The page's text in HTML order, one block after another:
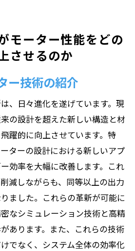
モーター性能をどの
させるのか
ー技術の紹介
、日々進化を遂げています。現
の設計を超えた新しい構造と材
躍的に向上させています。特
ターの設計における新しいアプ
効率を大幅に改善します。これ
減しながらも、同等以上の出力
ました。これらの革新が可能に
なシミュレーション技術と高精
あります。また、これらの技術
でなく、システム全体の効率化